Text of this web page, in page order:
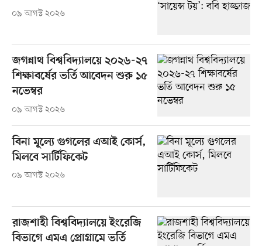
০৯ আগস্ট ২০২৬
জগন্নাথ বিশ্ববিদ্যালয়ে ২০২৬-২৭
শিক্ষাবর্ষের ভর্তি আবেদন শুরু ১৫
নভেম্বর
০৯ আগস্ট ২০২৬
বিনা মূল্যে গুগলের এআই কোর্স,
মিলবে সার্টিফিকেট
০৯ আগস্ট ২০২৬
রাজশাহী বিশ্ববিদ্যালয়ে ইংরেজি
বিভাগে এমএ প্রোগ্রামে ভর্তি